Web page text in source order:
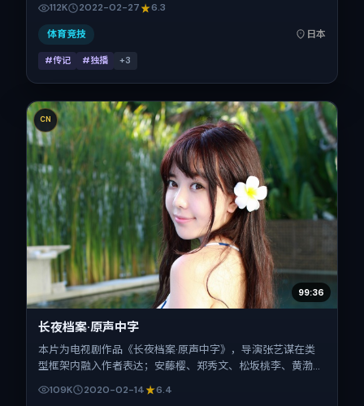
映日期 2022-02-27，正片时长169分钟。
112K 2022-02-27 6.3
体育竞技 日本
#传记 #独播 +3
CN
99:36
长夜档案·原声中字
本片为电视剧作品《长夜档案·原声中字》，导演张艺谋在类
型框架内融入作者表达；安藤樱、郑秀文、松坂桃李、黄渤在
片中承担多重关系线。故事类型为喜剧，主拍摄地与出品背景
为美国。上映时间 2020年2月14日（公映登记日 2020-02-
109K 2020-02-14 6.4